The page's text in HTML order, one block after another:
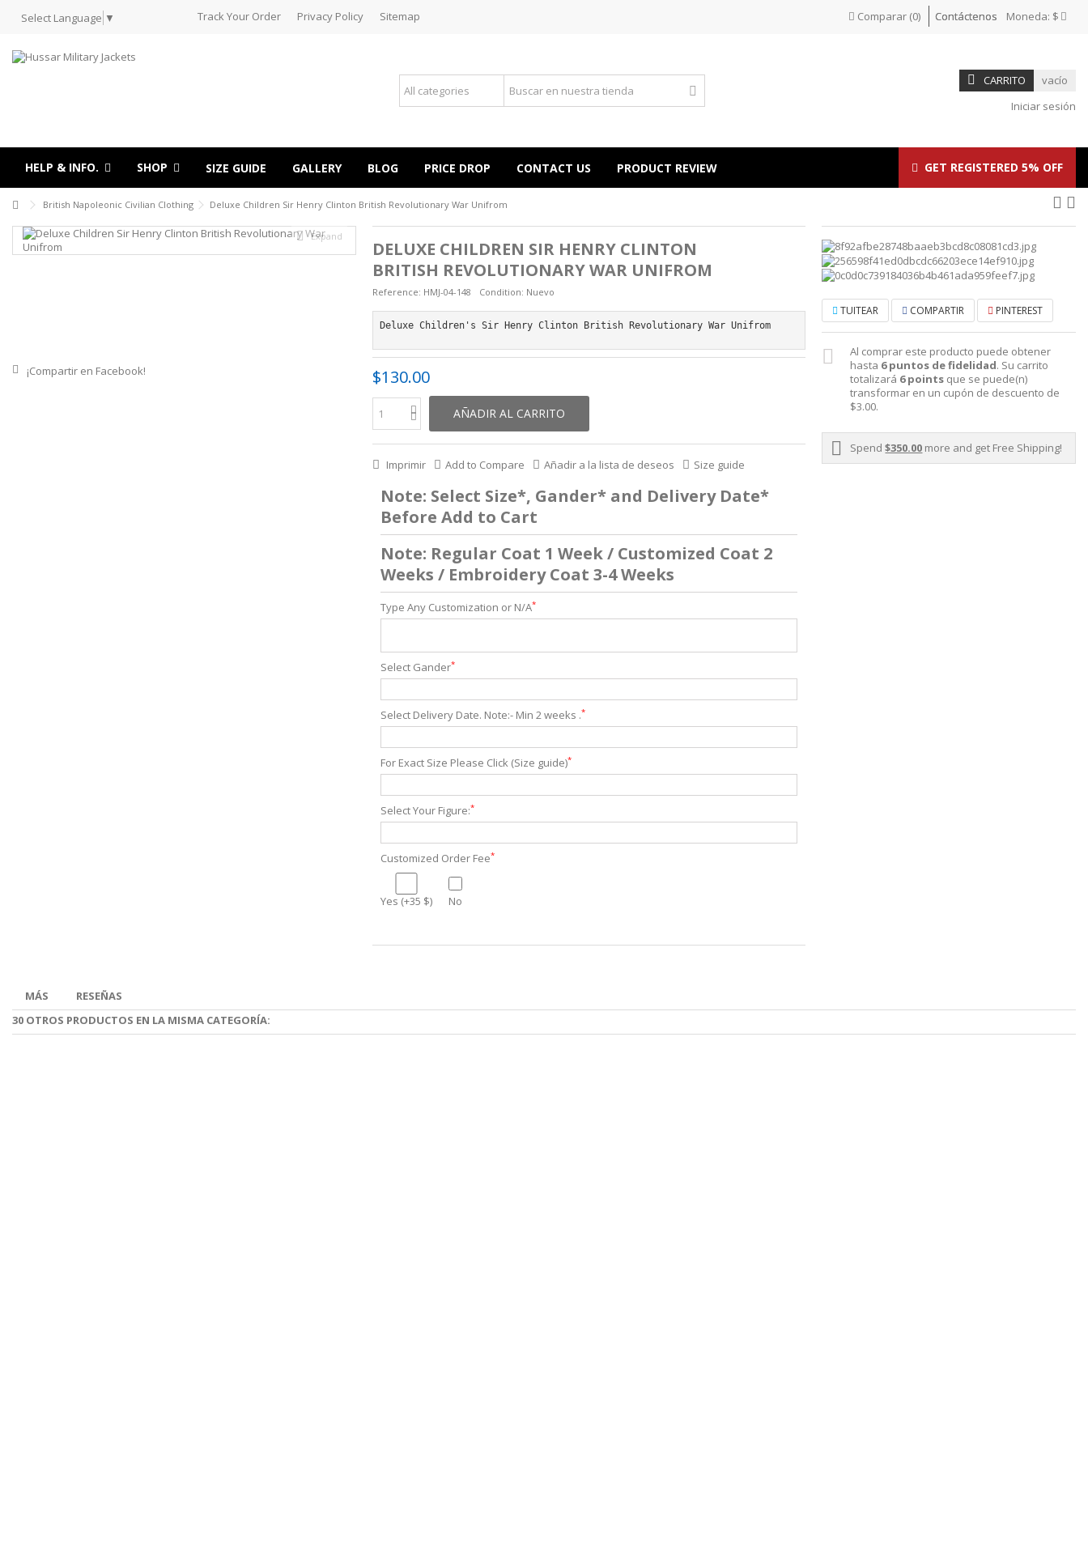
Select Language ▼ Moneda: $
Contáctenos
Track Your Order Privacy Policy Sitemap Comparar (0)
CARRITO
vacío
Iniciar sesión
HELP & INFO. SHOP SIZE GUIDE GALLERY BLOG PRICE DROP CONTACT US GET REGISTERED 5% OFF
PRODUCT REVIEW
British Napoleonic Civilian Clothing Deluxe Children Sir Henry Clinton British Revolutionary War Unifrom
Expand
¡Compartir en Facebook!
DELUXE CHILDREN SIR HENRY CLINTON
BRITISH REVOLUTIONARY WAR UNIFROM
Reference: HMJ-04-148 Condition: Nuevo
Deluxe Children's Sir Henry Clinton British Revolutionary War Unifrom
$130.00
AÑADIR AL CARRITO
Imprimir Add to Compare Añadir a la lista de deseos Size guide
Note: Select Size*, Gander* and Delivery Date*
Before Add to Cart
Note: Regular Coat 1 Week / Customized Coat 2
Weeks / Embroidery Coat 3-4 Weeks
Type Any Customization or N/A*
Select Gander*
Select Delivery Date. Note:- Min 2 weeks .*
For Exact Size Please Click (Size guide)*
Select Your Figure:*
Customized Order Fee*
Yes (+35 $) No
TUITEAR COMPARTIR PINTEREST
Al comprar este producto puede obtener
hasta 6puntos de fidelidad. Su carrito
totalizará 6points que se puede(n)
transformar en un cupón de descuento de
$3.00.
Spend$350.00 more and get Free Shipping!
MÁS
RESEÑAS
30 OTROS PRODUCTOS EN LA MISMA CATEGORÍA: